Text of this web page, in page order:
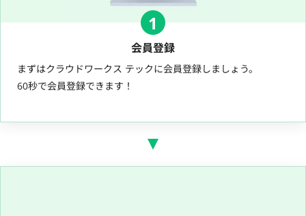
1
会員登録
まずはクラウドワークス テックに会員登録しましょう。
60秒で会員登録できます！